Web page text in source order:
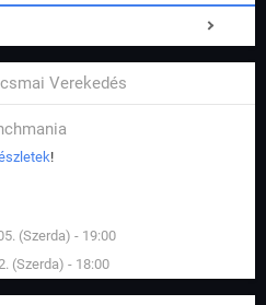
Verekedés
!
(Szerda) - 19:00
(Szerda) - 18:00